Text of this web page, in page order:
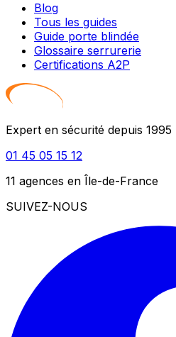
Blog
Tous les guides
Guide porte blindée
Glossaire serrurerie
Certifications A2P
Expert en sécurité depuis 1995
01 45 05 15 12
11 agences en Île-de-France
SUIVEZ-NOUS